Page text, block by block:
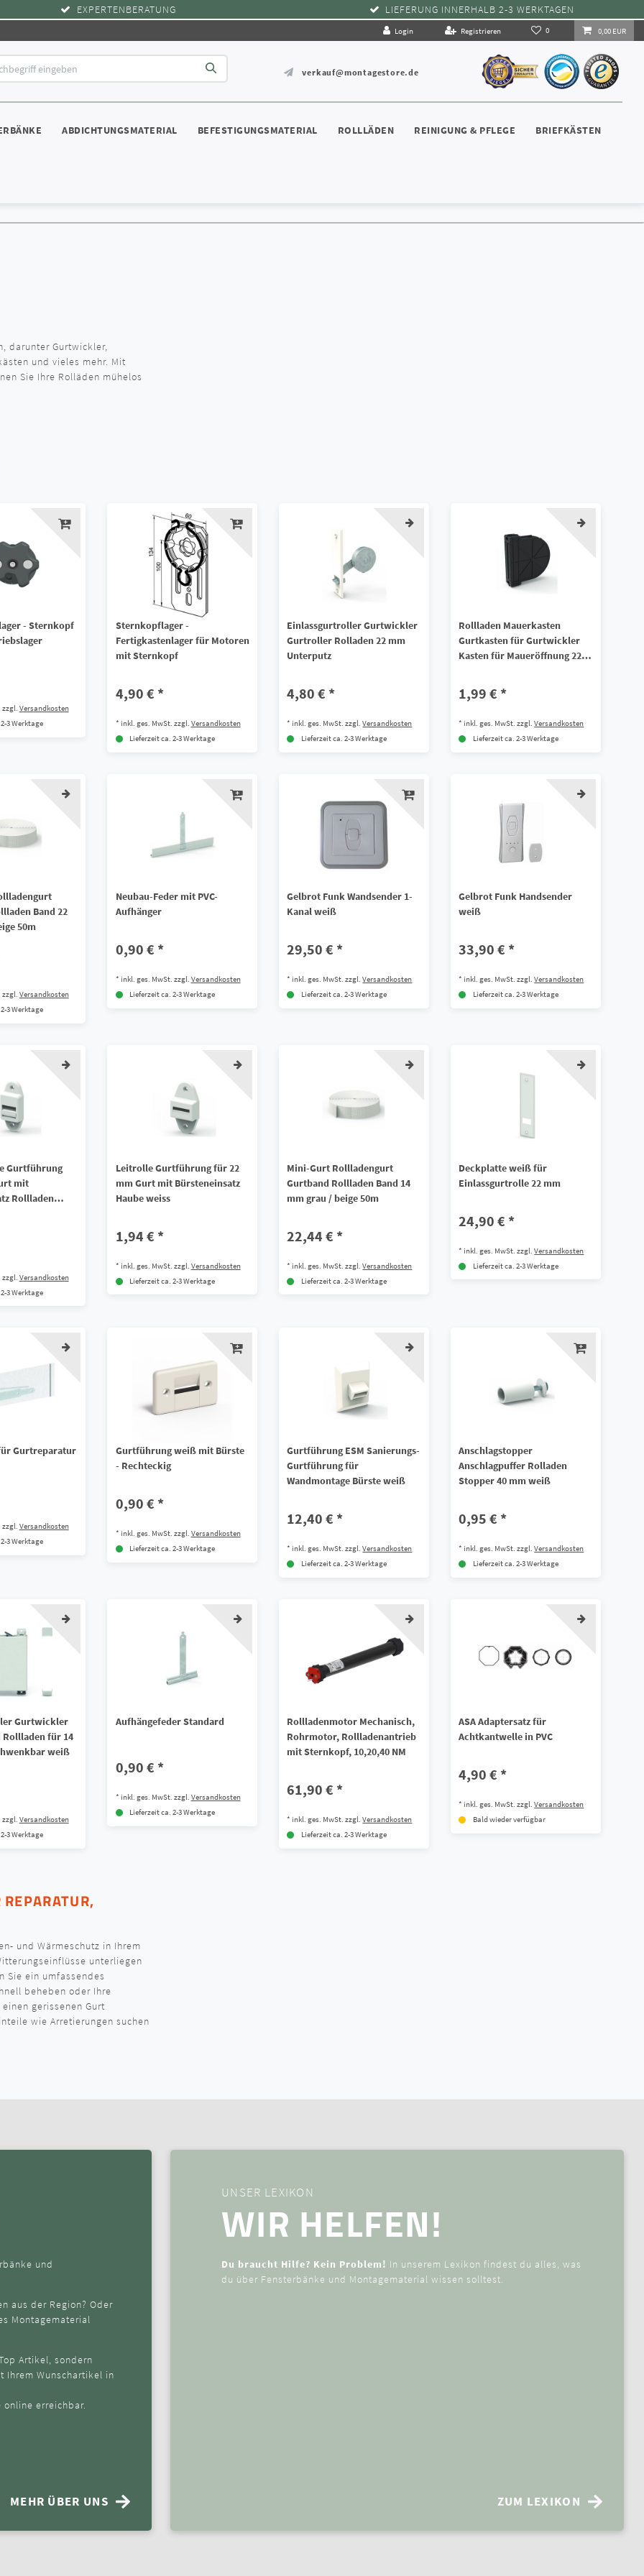
EXPERTENBERATUNG LIEFERUNG INNERHALB 2-3 WERKTAGEN
Login Registrieren 0 0,00 EUR
verkauf@montagestore.de
ABDICHTUNGSMATERIAL BEFESTIGUNGSMATERIAL ROLLLÄDEN REINIGUNG & PFLEGE BRIEFKÄSTEN
darunter Gurtwickler,
und vieles mehr. Mit
Sie Ihre Rolläden mühelos
- Sternkopf
zzgl. Versandkosten
3 Werktage
Sternkopflager -
Fertigkastenlager für Motoren
mit Sternkopf
4,90 € *
* inkl. ges. MwSt. zzgl. Versandkosten
Lieferzeit ca. 2-3 Werktage
Einlassgurtroller Gurtwickler
Gurtroller Rolladen 22 mm
Unterputz
4,80 € *
*inkl. ges. MwSt. zzgl.Versandkosten
Lieferzeit ca. 2-3 Werktage
Rollladen Mauerkasten
Gurtkasten für Gurtwickler
Kasten für Maueröffnung 22
1,99 € *
*inkl. ges. MwSt. zzgl.Versandkosten
Lieferzeit ca. 2-3 Werktage
Band 22
50m
zzgl. Versandkosten
3 Werktage
Neubau-Feder mit PVC-
Aufhänger
0,90 € *
* inkl. ges. MwSt. zzgl. Versandkosten
Lieferzeit ca. 2-3 Werktage
Gelbrot Funk Wandsender 1-
Kanal weiß
29,50 € *
*inkl. ges. MwSt. zzgl.Versandkosten
Lieferzeit ca. 2-3 Werktage
Gelbrot Funk Handsender
weiß
33,90 € *
*inkl. ges. MwSt. zzgl.Versandkosten
Lieferzeit ca. 2-3 Werktage
Gurtführung
mit
Rollladen
zzgl. Versandkosten
3 Werktage
Leitrolle Gurtführung für 22
mm Gurt mit Bürsteneinsatz
Haube weiss
1,94 € *
* inkl. ges. MwSt. zzgl. Versandkosten
Lieferzeit ca. 2-3 Werktage
Mini-Gurt Rollladengurt
Gurtband Rollladen Band 14
mm grau / beige 50m
22,44 € *
*inkl. ges. MwSt. zzgl.Versandkosten
Lieferzeit ca. 2-3 Werktage
Deckplatte weiß für
Einlassgurtrolle 22 mm
24,90 € *
*inkl. ges. MwSt. zzgl.Versandkosten
Lieferzeit ca. 2-3 Werktage
Gurtreparatur
zzgl. Versandkosten
3 Werktage
Gurtführung weiß mit Bürste
- Rechteckig
0,90 € *
* inkl. ges. MwSt. zzgl. Versandkosten
Lieferzeit ca. 2-3 Werktage
Gurtführung ESM Sanierungs-
Gurtführung für
Wandmontage Bürste weiß
12,40 € *
*inkl. ges. MwSt. zzgl.Versandkosten
Lieferzeit ca. 2-3 Werktage
Anschlagstopper
Anschlagpuffer Rolladen
Stopper 40 mm weiß
0,95 € *
*inkl. ges. MwSt. zzgl.Versandkosten
Lieferzeit ca. 2-3 Werktage
Gurtwickler
für 14
weiß
zzgl. Versandkosten
3 Werktage
Aufhängefeder Standard
0,90 € *
* inkl. ges. MwSt. zzgl. Versandkosten
Lieferzeit ca. 2-3 Werktage
Rollladenmotor Mechanisch,
Rohrmotor, Rollladenantrieb
mit Sternkopf, 10,20,40 NM
61,90 € *
*inkl. ges. MwSt. zzgl.Versandkosten
Lieferzeit ca. 2-3 Werktage
ASA Adaptersatz für
Achtkantwelle in PVC
4,90 € *
*inkl. ges. MwSt. zzgl.Versandkosten
Bald wieder verfügbar
und Wärmeschutz in Ihrem
unterliegen
Sie ein umfassendes
beheben oder Ihre
gerissenen Gurt
wie Arretierungen suchen
und
aus der Region? Oder
Montagematerial
Artikel, sondern
Ihrem Wunschartikel in
online erreichbar.
MEHR ÜBER UNS
UNSER LEXIKON
WIR HELFEN!
Du braucht Hilfe? Kein Problem! In unserem Lexikon findest du alles, was
du über Fensterbänke und Montagematerial wissen solltest.
ZUM LEXIKON